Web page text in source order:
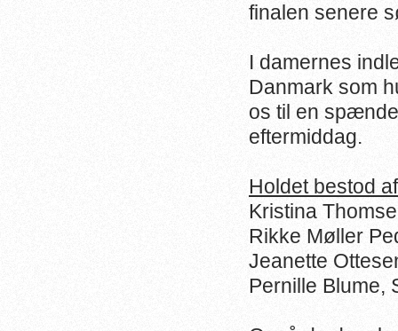
finalen senere
I damernes
Danmark som
os til en
eftermiddag.
Holdet bestod
Kristina
Rikke Møller
Jeanette
Pernille Blume,